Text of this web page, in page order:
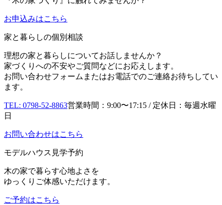
お申込みはこちら
家と暮らしの個別相談
理想の家と暮らしについてお話しませんか？
家づくりへの不安やご質問などにお応えします。
お問い合わせフォームまたはお電話でのご連絡お待ちしてい
ます。
TEL: 0798-52-8863営業時間：9:00〜17:15 / 定休日：毎週水曜
日
お問い合わせはこちら
モデルハウス見学予約
木の家で暮らす心地よさを
ゆっくりご体感いただけます。
ご予約はこちら